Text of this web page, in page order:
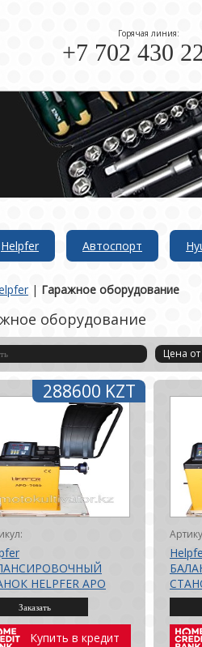
Горячая линия:
+7 702 430
Helpfer Автоспорт
| Гаражное оборудование
оборудование
Цена от
HELPFER APO
ДЛЯ ЛЕГКОВЫХ
288600 KZT
Купить в кредит
7052